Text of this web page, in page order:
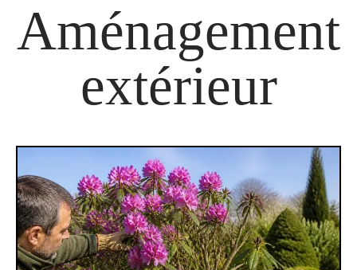
Aménagement
extérieur